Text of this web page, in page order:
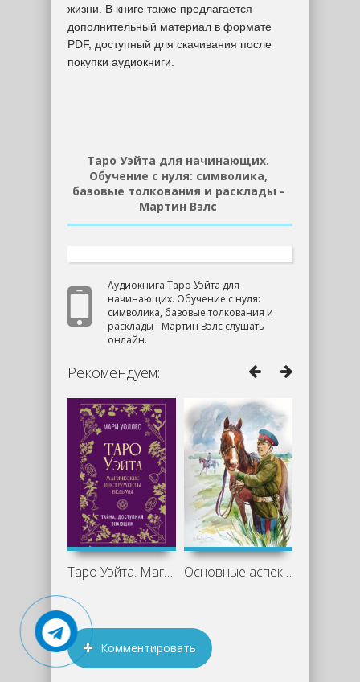
жизни. В книге также предлагается
дополнительный материал в формате
PDF, доступный для скачивания после
покупки аудиокниги.
Таро Уэйта для начинающих.
Обучение с нуля: символика,
базовые толкования и расклады -
Мартин Вэлс
Аудиокнига Таро Уэйта для
начинающих. Обучение с нуля:
символика, базовые толкования и
расклады - Мартин Вэлс слушать
онлайн.
Рекомендуем:
Таро Уэйта. Магические инструменты Основные аспекты романа «Казачий крест»
Комментировать